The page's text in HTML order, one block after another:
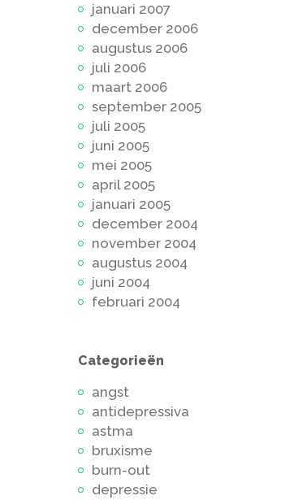
januari 2007
december 2006
augustus 2006
juli 2006
maart 2006
september 2005
juli 2005
juni 2005
mei 2005
april 2005
januari 2005
december 2004
november 2004
augustus 2004
juni 2004
februari 2004
Categorieën
angst
antidepressiva
astma
bruxisme
burn-out
depressie